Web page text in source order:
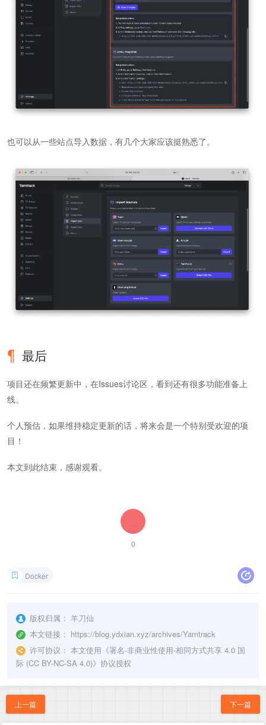
也可以从一些站点导入数据，有几个大家应该挺熟悉了。
最后
项目还在频繁更新中，在Issues讨论区，看到还有很多功能准备上
线。
个人预估，如果维持稳定更新的话，将来会是一个特别受欢迎的项
目！
本文到此结束，感谢观看。
0
Docker
版权归属： 羊刀仙
本文链接： https://blog.ydxian.xyz/archives/Yamtrack
许可协议： 本文使用《署名-非商业性使用-相同方式共享 4.0 国
际 (CC BY-NC-SA 4.0)》协议授权
上一篇 下一篇